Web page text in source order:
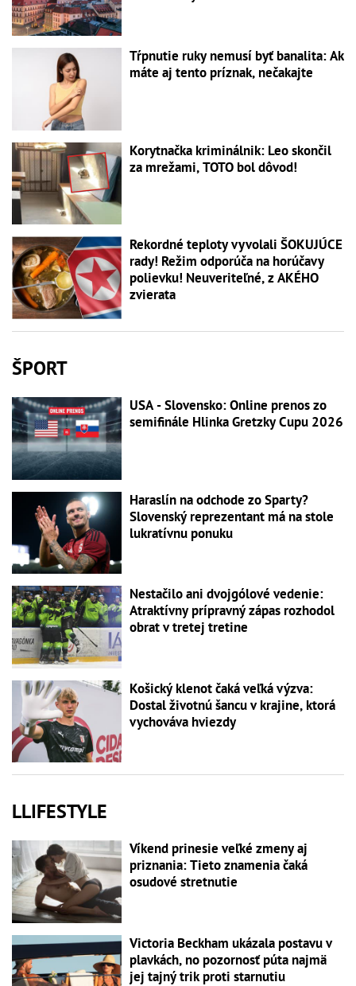
Tŕpnutie ruky nemusí byť banalita: Ak
máte aj tento príznak, nečakajte
Korytnačka kriminálnik: Leo skončil
za mrežami, TOTO bol dôvod!
Rekordné teploty vyvolali ŠOKUJÚCE
rady! Režim odporúča na horúčavy
polievku! Neuveriteľné, z AKÉHO
zvierata
ŠPORT
USA - Slovensko: Online prenos zo
semifinále Hlinka Gretzky Cupu 2026
Haraslín na odchode zo Sparty?
Slovenský reprezentant má na stole
lukratívnu ponuku
Nestačilo ani dvojgólové vedenie:
Atraktívny prípravný zápas rozhodol
obrat v tretej tretine
Košický klenot čaká veľká výzva:
Dostal životnú šancu v krajine, ktorá
vychováva hviezdy
LLIFESTYLE
Víkend prinesie veľké zmeny aj
priznania: Tieto znamenia čaká
osudové stretnutie
Victoria Beckham ukázala postavu v
plavkách, no pozornosť púta najmä
jej tajný trik proti starnutiu